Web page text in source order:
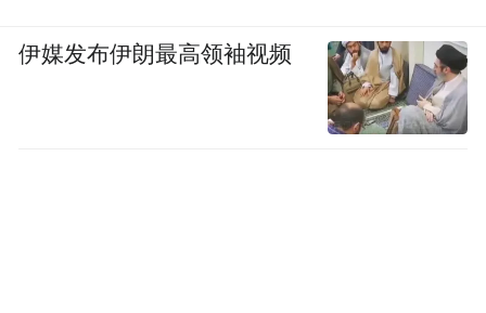
伊媒发布伊朗最高领袖视频